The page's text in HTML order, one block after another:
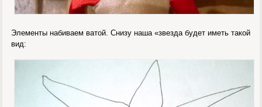
Элементы набиваем ватой. Снизу наша «звезда будет иметь такой
вид: